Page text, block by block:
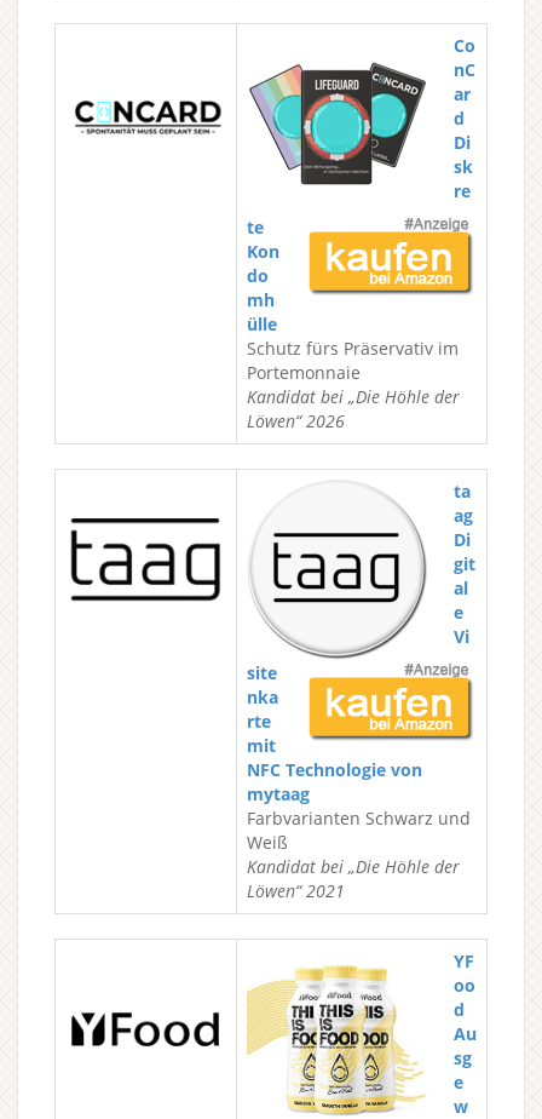
Co
nC
ar
d
Di
sk
re
te
Kon
do
mh
ülle
Schutz fürs Präservativ im
Portemonnaie
Kandidat bei „Die Höhle der
Löwen“ 2026
ta
ag
Di
git
al
e
Vi
site
nka
rte
mit
NFC Technologie von
mytaag
Farbvarianten Schwarz und
Weiß
Kandidat bei „Die Höhle der
Löwen“ 2021
YF
oo
d
Au
sg
e
w